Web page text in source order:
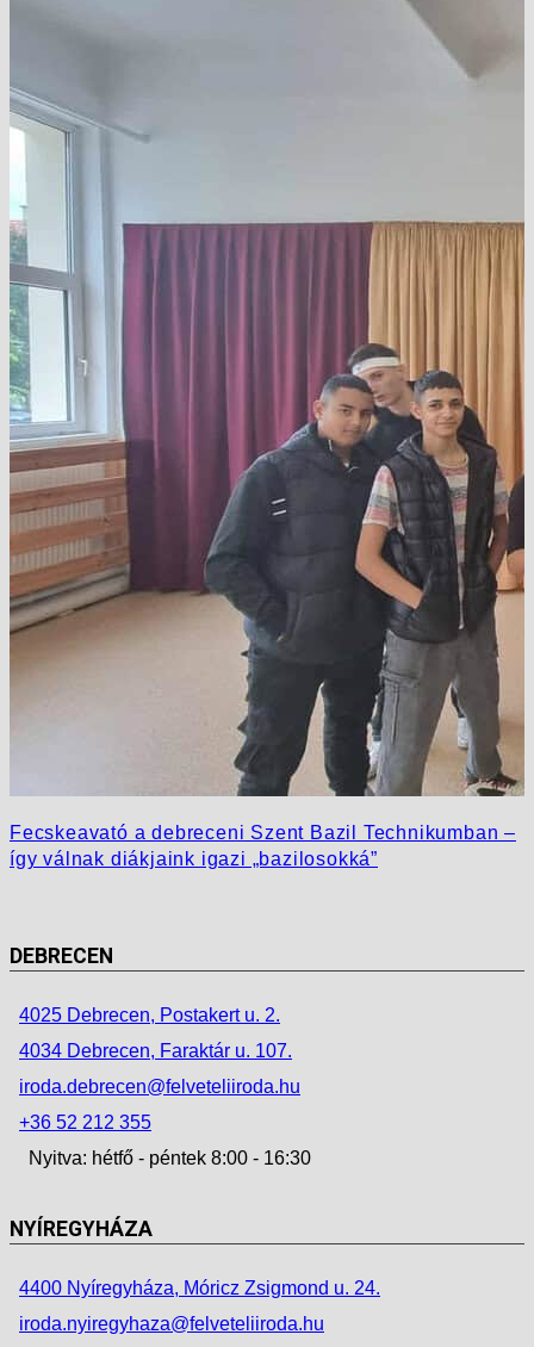
Fecskeavató a debreceni Szent Bazil Technikumban –
így válnak diákjaink igazi „bazilosokká”
DEBRECEN
4025 Debrecen, Postakert u. 2.
4034 Debrecen, Faraktár u. 107.
iroda.debrecen@felveteliiroda.hu
+36 52 212 355
Nyitva: hétfő - péntek 8:00 - 16:30
NYÍREGYHÁZA
4400 Nyíregyháza, Móricz Zsigmond u. 24.
iroda.nyiregyhaza@felveteliiroda.hu